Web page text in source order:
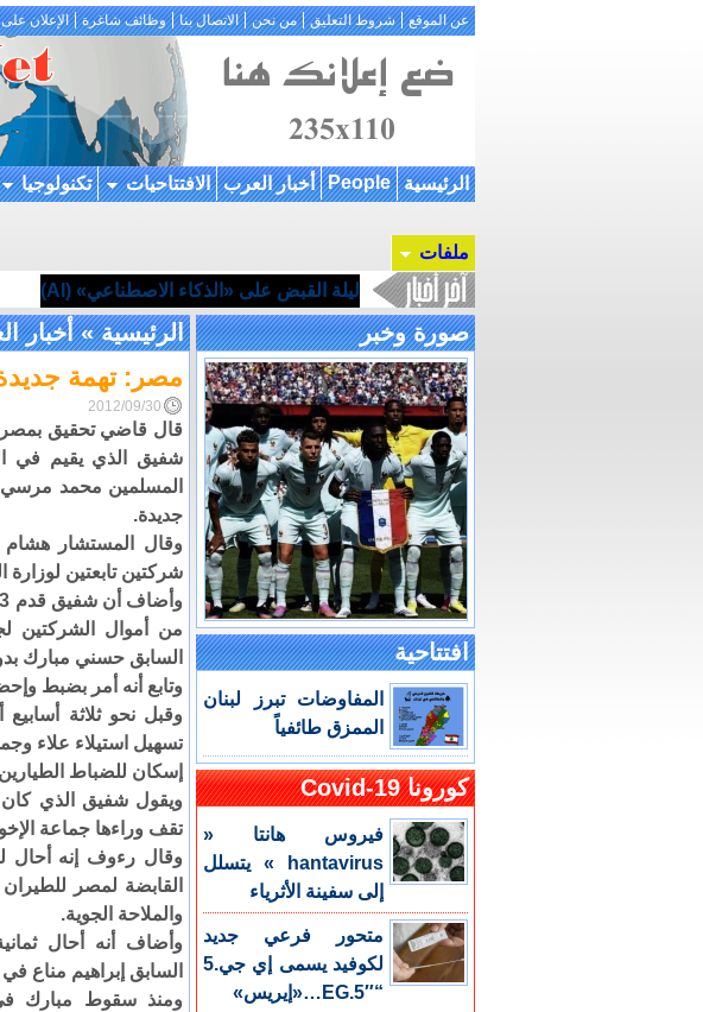
عن الموقع شروط التعليق من نحن الاتصال بنا وظائف شاغرة الإعلان
الرئيسية People أخبار العرب الافتتاحيات تكنولوجيا
ملفات
ليلة القبض على «الذكاء الاصطناعي» (AI)
صورة وخبر
افتتاحية
المفاوضات تبرز لبنان
الممزق طائفياً
كورونا Covid-19
فيروس هانتا «
hantavirus » يتسلل
إلى سفينة الأثرياء
متحور فرعي جديد
لكوفيد يسمى إي جي.5
“EG.5″…«إيريس»
الرئيسية»أخبار
مصر: تهمة
2012/09/30
قال قاضي تحقيق بمصر
شفيق الذي يقيم في
المسلمين محمد مرسي
جديدة.
وقال المستشار هشام
شركتين تابعتين لوزارة
من أموال الشركتين
السابق حسني مبارك
وتابع أنه أمر بضبط
وقبل نحو ثلاثة
إسكان للضباط
ويقول شفيق الذي كان
تقف وراءها جماعة
وقال رءوف إنه أحال
القابضة لمصر
والملاحة الجوية.
وأضاف أنه أحال
السابق إبراهيم مناع
ومنذ سقوط مبارك في